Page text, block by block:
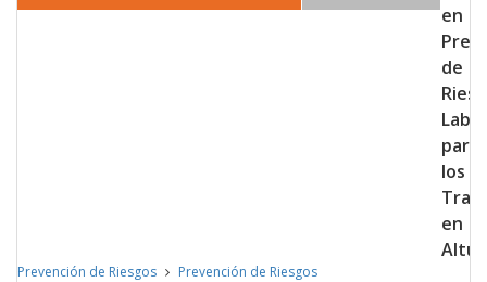
en
de
para
los
en
Prevención de Riesgos Prevención de Riesgos